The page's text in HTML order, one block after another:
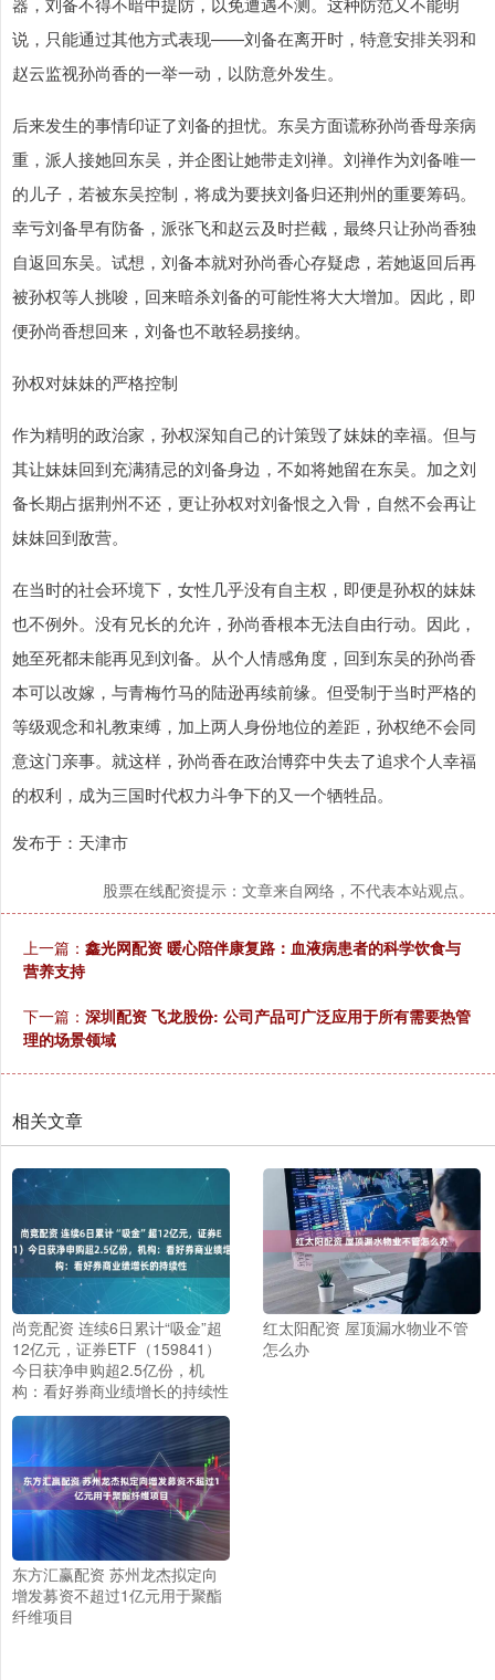
说，只能通过其他方式表现——刘备在离开时，特意安排关羽和
赵云监视孙尚香的一举一动，以防意外发生。
后来发生的事情印证了刘备的担忧。东吴方面谎称孙尚香母亲病
重，派人接她回东吴，并企图让她带走刘禅。刘禅作为刘备唯一
的儿子，若被东吴控制，将成为要挟刘备归还荆州的重要筹码。
幸亏刘备早有防备，派张飞和赵云及时拦截，最终只让孙尚香独
自返回东吴。试想，刘备本就对孙尚香心存疑虑，若她返回后再
被孙权等人挑唆，回来暗杀刘备的可能性将大大增加。因此，即
便孙尚香想回来，刘备也不敢轻易接纳。
孙权对妹妹的严格控制
作为精明的政治家，孙权深知自己的计策毁了妹妹的幸福。但与
其让妹妹回到充满猜忌的刘备身边，不如将她留在东吴。加之刘
备长期占据荆州不还，更让孙权对刘备恨之入骨，自然不会再让
妹妹回到敌营。
在当时的社会环境下，女性几乎没有自主权，即便是孙权的妹妹
也不例外。没有兄长的允许，孙尚香根本无法自由行动。因此，
她至死都未能再见到刘备。从个人情感角度，回到东吴的孙尚香
本可以改嫁，与青梅竹马的陆逊再续前缘。但受制于当时严格的
等级观念和礼教束缚，加上两人身份地位的差距，孙权绝不会同
意这门亲事。就这样，孙尚香在政治博弈中失去了追求个人幸福
的权利，成为三国时代权力斗争下的又一个牺牲品。
发布于：天津市
股票在线配资提示：文章来自网络，不代表本站观点。
上一篇： 鑫光网配资 暖心陪伴康复路：血液病患者的科学饮食与
营养支持
下一篇： 深圳配资 飞龙股份: 公司产品可广泛应用于所有需要热管
理的场景领域
相关文章
尚竞配资 连续6日累计“吸金”超
12亿元，证券ETF（159841）
今日获净申购超2.5亿份，机
构：看好券商业绩增长的持续性
红太阳配资 屋顶漏水物业不管
怎么办
东方汇赢配资 苏州龙杰拟定向
增发募资不超过1亿元用于聚酯
纤维项目